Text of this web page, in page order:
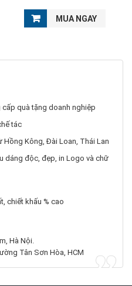
MUA NGAY
cấp quà tặng doanh nghiệp
tác
Hồng Kông, Đài Loan, Thái Lan
dáng độc, đẹp, in Logo và chữ
chiết khấu % cao
Hà Nội.
Tân Sơn Hòa, HCM